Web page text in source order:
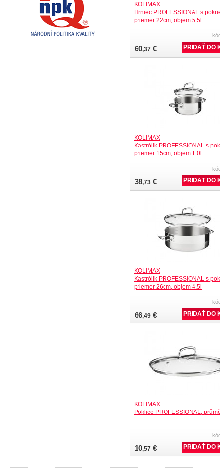
KOLIMAX
Hrniec PROFESSIONAL s
priemer 22cm, objem 5.5l
60,37 €
KOLIMAX
Kastrólik PROFESSIONAL s
priemer 15cm, objem 1.0l
38,73 €
KOLIMAX
Kastrólik PROFESSIONAL s
priemer 26cm, objem 4.5l
66,49 €
KOLIMAX
Poklice PROFESSIONAL,
10,57 €